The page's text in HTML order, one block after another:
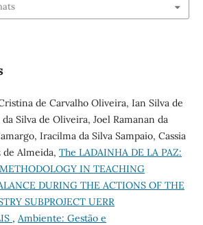
de Carvalho Oliveira, Ian Silva de
da Silva de Oliveira, Joel Ramanan da
Iracilma da Silva Sampaio, Cassia
Almeida, The LADAINHA DE LA PAZ:
IN TEACHING
DURING THE ACTIONS OF THE
SUBPROJECT UERR
, Ambiente: Gestão e